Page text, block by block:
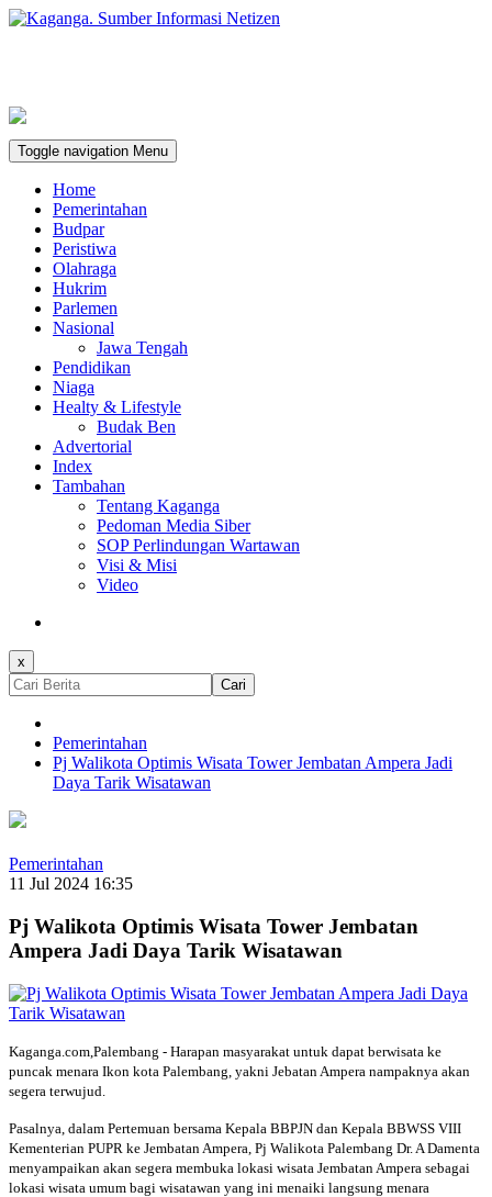
Toggle navigation Menu
Home
Pemerintahan
Budpar
Peristiwa
Olahraga
Hukrim
Parlemen
Nasional
Jawa Tengah
Pendidikan
Niaga
Healty & Lifestyle
Budak Ben
Advertorial
Index
Tambahan
Tentang Kaganga
Pedoman Media Siber
SOP Perlindungan Wartawan
Visi & Misi
Video
x
Cari
Pemerintahan
Pj Walikota Optimis Wisata Tower Jembatan Ampera Jadi
Daya Tarik Wisatawan
Pemerintahan
11 Jul 2024 16:35
Pj Walikota Optimis Wisata Tower Jembatan
Ampera Jadi Daya Tarik Wisatawan
Kaganga.com,Palembang - Harapan masyarakat untuk dapat berwisata ke
puncak menara Ikon kota Palembang, yakni Jebatan Ampera nampaknya akan
segera terwujud.
Pasalnya, dalam Pertemuan bersama Kepala BBPJN dan Kepala BBWSS VIII
Kementerian PUPR ke Jembatan Ampera, Pj Walikota Palembang Dr. A Damenta
menyampaikan akan segera membuka lokasi wisata Jembatan Ampera sebagai
lokasi wisata umum bagi wisatawan yang ini menaiki langsung menara